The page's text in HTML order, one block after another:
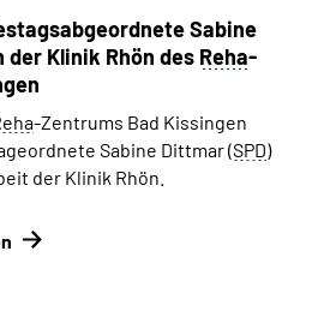
Sabine
der Klinik Rhön des Reha-
-Zentrums Bad Kissingen
Sabine Dittmar (SPD)
der Klinik Rhön.